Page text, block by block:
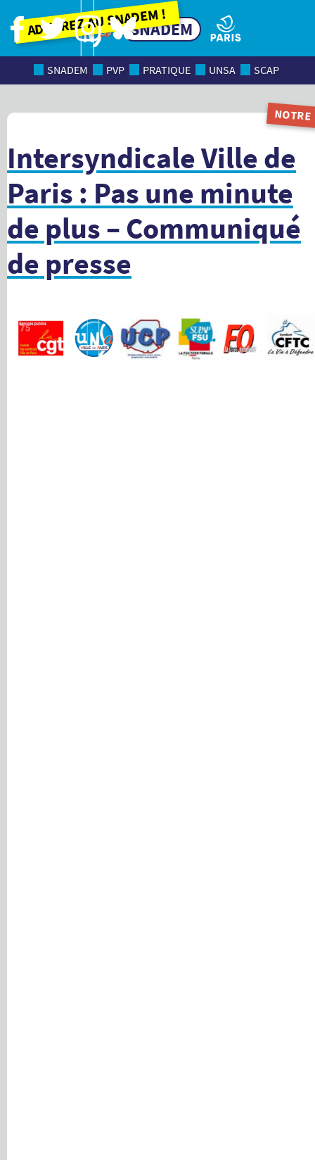
Adhérez au SNADEM !
SNADEM
SNADEM PVP PRATIQUE UNSA SCAP
Intersyndicale Ville de
Paris : Pas une minute
de plus – Communiqué
de presse
NOTRE